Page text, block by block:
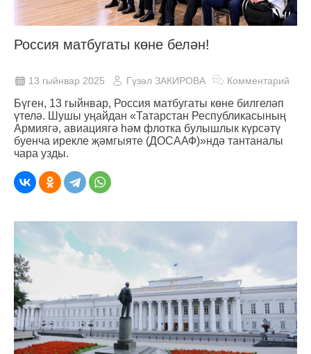
Россия матбугаты көне белән!
13 гыйнвар 2025 Гүзәл ЗАКИРОВА Комментарий
Бүген, 13 гыйнвар, Россия матбугаты көне билгеләп
үтелә. Шушы уңайдан «Татарстан Республикасының
Армиягә, авиациягә һәм флотка булышлык күрсәтү
буенча ирекле җәмгыяте (ДОСААФ)»ндә тантаналы
чара узды.